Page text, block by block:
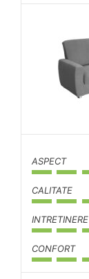
ASPECT
CALITATE
INTRETINERE
CONFORT